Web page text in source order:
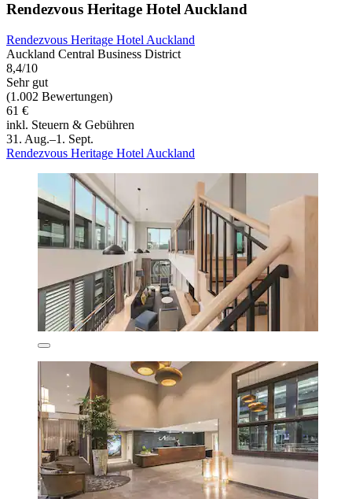
Rendezvous Heritage Hotel Auckland
Rendezvous Heritage Hotel Auckland
Auckland Central Business District
8,4/10
Sehr gut
(1.002 Bewertungen)
61 €
inkl. Steuern & Gebühren
31. Aug.–1. Sept.
Rendezvous Heritage Hotel Auckland